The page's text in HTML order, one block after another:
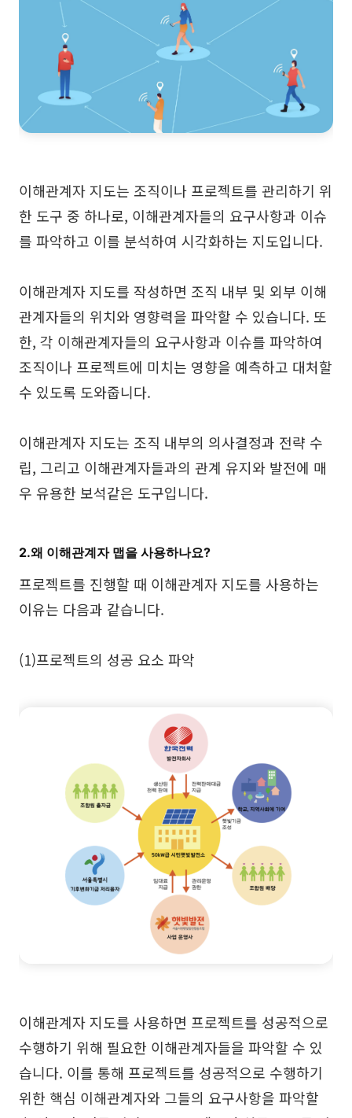
AI 플로우차트
AI 사용자 여정 지도
AI 피시본 다이어그램
계획 & 처리
AI 가치 사슬 분석
전략 & 분석
AI SMART 목표
AI BCG 매트릭스
스마트 크리에이션
AI 프레젠테이션
AI 이력서 작성기
리소스
템플릿
다운로드
가이드
블로그
기업
기업 버전
프라이빗 네트워크 배포
이해관계자 지도는 조직이나 프로젝트를 관리하기 위
한 도구 중 하나로, 이해관계자들의 요구사항과 이슈
를 파악하고 이를 분석하여 시각화하는 지도입니다.
이해관계자 지도를 작성하면 조직 내부 및 외부 이해
관계자들의 위치와 영향력을 파악할 수 있습니다. 또
한, 각 이해관계자들의 요구사항과 이슈를 파악하여
조직이나 프로젝트에 미치는 영향을 예측하고 대처할
수 있도록 도와줍니다.
이해관계자 지도는 조직 내부의 의사결정과 전략 수
립, 그리고 이해관계자들과의 관계 유지와 발전에 매
우 유용한 보석같은 도구입니다.
2.왜 이해관계자 맵을 사용하나요?
프로젝트를 진행할 때 이해관계자 지도를 사용하는
이유는 다음과 같습니다.
(1)프로젝트의 성공 요소 파악
이해관계자 지도를 사용하면 프로젝트를 성공적으로
수행하기 위해 필요한 이해관계자들을 파악할 수 있
습니다. 이를 통해 프로젝트를 성공적으로 수행하기
위한 핵심 이해관계자와 그들의 요구사항을 파악할